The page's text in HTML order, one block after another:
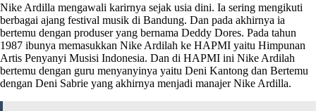
Nike Ardilla mengawali karirnya sejak usia dini. Ia sering mengikuti
berbagai ajang festival musik di Bandung. Dan pada akhirnya ia
bertemu dengan produser yang bernama Deddy Dores. Pada tahun
1987 ibunya memasukkan Nike Ardilah ke HAPMI yaitu Himpunan
Artis Penyanyi Musisi Indonesia. Dan di HAPMI ini Nike Ardilah
bertemu dengan guru menyanyinya yaitu Deni Kantong dan Bertemu
dengan Deni Sabrie yang akhirnya menjadi manajer Nike Ardilla.